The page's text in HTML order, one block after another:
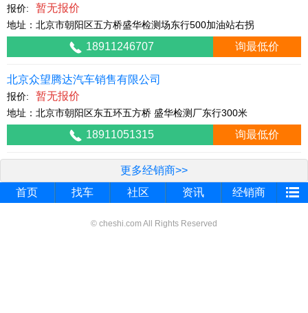
报价: 暂无报价
地址：北京市朝阳区五方桥盛华检测场东行500加油站右拐
18911246707 询最低价
北京众望腾达汽车销售有限公司
报价: 暂无报价
地址：北京市朝阳区东五环五方桥 盛华检测厂东行300米
18911051315 询最低价
更多经销商>>
首页
找车 社区 资讯 经销商
© cheshi.com All Rights Reserved